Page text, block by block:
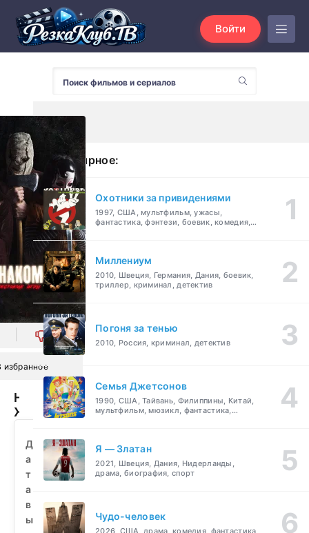
Войти
0
избранное
Незнакомцы:
Жестокие
(2018)
смотреть
бесплатно
Д
а
т
а
в
ы
Популярное:
Охотники за привидениями
1997, США, мультфильм, ужасы,
фантастика, фэнтези, боевик, комедия,
Миллениум
2010, Швеция, Германия, Дания, боевик,
триллер, криминал, детектив
Погоня за тенью
2010, Россия, криминал, детектив
Семья Джетсонов
1990, США, Тайвань, Филиппины, Китай,
мультфильм, мюзикл, фантастика,
Я — Златан
2021, Швеция, Дания, Нидерланды,
драма, биография, спорт
Чудо-человек
2026, США, драма, комедия, фантастика